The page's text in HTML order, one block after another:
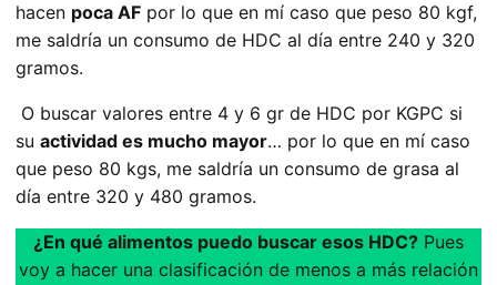
hacen poca AF por lo que en mí caso que peso 80 kgf,
me saldría un consumo de HDC al día entre 240 y 320
gramos.
O buscar valores entre 4 y 6 gr de HDC por KGPC si
su actividad es mucho mayor… por lo que en mí caso
que peso 80 kgs, me saldría un consumo de grasa al
día entre 320 y 480 gramos.
¿En qué alimentos puedo buscar esos HDC? Pues
voy a hacer una clasificación de menos a más relación